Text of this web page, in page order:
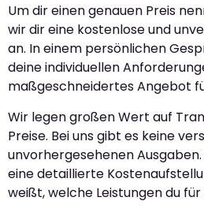
Um dir einen genauen Preis
wir dir eine kostenlose und
an. In einem persönlichen
deine individuellen
maßgeschneidertes Angebot
Wir legen großen Wert auf
Preise. Bei uns gibt es keine
unvorhergesehenen
eine detaillierte
weißt, welche Leistungen du